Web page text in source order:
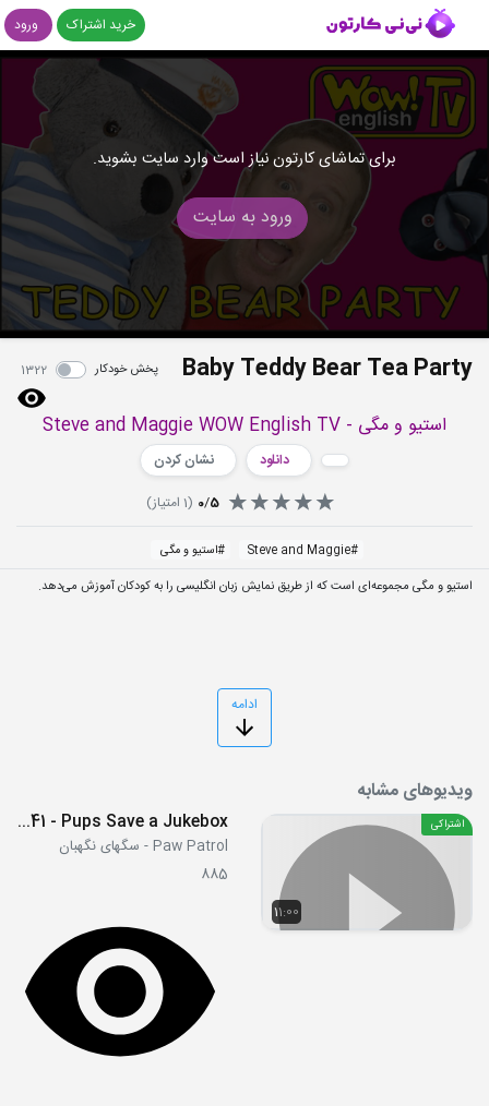
خرید اشتراک ورود
برای تماشای کارتون نیاز است وارد سایت بشوید.
ورود به سایت
Baby Teddy Bear Tea Party پخش خودکار 1322
استیو و مگی - Steve and Maggie WOW English TV
دانلود
نشان کردن
0/5
(
1 امتیاز)
#
Steve and Maggie
#استیو و مگی
استیو و مگی مجموعه‌ای است که از طریق نمایش زبان انگلیسی را به کودکان آموزش می‌دهد.
ادامه
ویدیوهای مشابه
11:00
اشتراکی S09E41 - Pups Save a Jukebox
Paw Patrol - سگهای نگهبان
885